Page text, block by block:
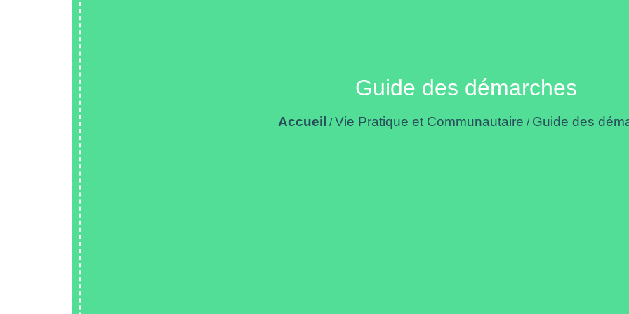
Guide des démarches
Accueil /Vie Pratique et Communautaire / Guide des